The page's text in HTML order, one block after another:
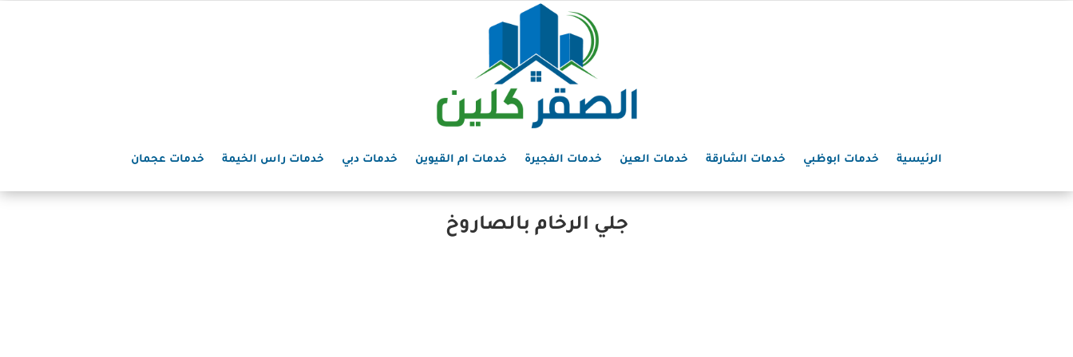
الرئيسية خدمات ابوظبي خدمات الشارقة خدمات العين خدمات الفجيرة خدمات ام القيوين خدمات دبي خدمات راس الخيمة خدمات عجمان
جلي الرخام بالصاروخ